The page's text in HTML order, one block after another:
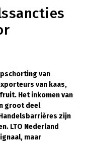
van
van kaas,
Het inkomen van
groot deel
zijn
LTO Nederland
maar